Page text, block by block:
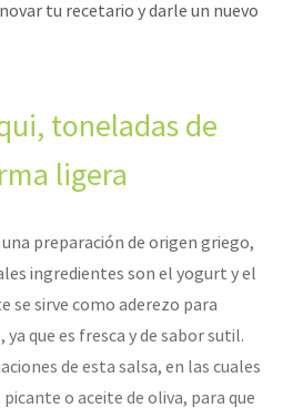
tu recetario y darle un nuevo
toneladas de
ligera
preparación de origen griego,
ingredientes son el yogurt y el
se sirve como aderezo para
ya que es fresca y de sabor sutil.
de esta salsa, en las cuales
o aceite de oliva, para que